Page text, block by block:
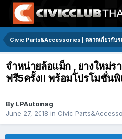
Civic Parts&Accessories | ตลาดเกี่ยวกับร
จำหน่ายล้อแม็ก , ยางใหม่ร
ฟรี5ครั้ง!! พร้อมโปรโมชั่นพิ
By LPAutomag
June 27, 2018 in Civic